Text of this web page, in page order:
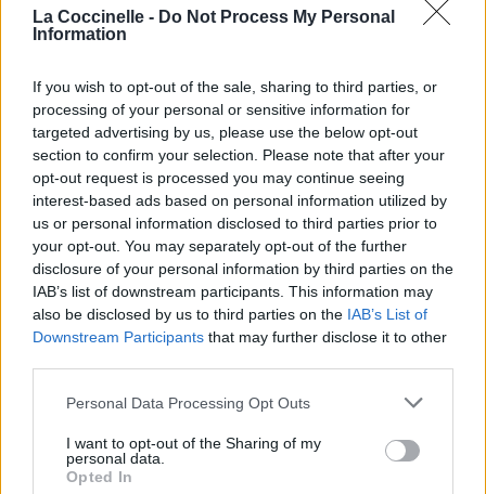
La Coccinelle - Do Not Process My Personal
Information
If you wish to opt-out of the sale, sharing to third parties, or
processing of your personal or sensitive information for
targeted advertising by us, please use the below opt-out
section to confirm your selection. Please note that after your
opt-out request is processed you may continue seeing
interest-based ads based on personal information utilized by
us or personal information disclosed to third parties prior to
your opt-out. You may separately opt-out of the further
disclosure of your personal information by third parties on the
IAB’s list of downstream participants. This information may
also be disclosed by us to third parties on the IAB’s List of
Downstream Participants that may further disclose it to other
Personal Data Processing Opt Outs
I want to opt-out of the Sharing of my
personal data.
Opted In
Alors Marlena rentre chez elle, quand le froid se fait sentir
Alors Marlena rentre chez elle,
Quand elle ne veut plus disparaitre
__________
Signification: "Torna a casa" est une ballade intense,
moderne, qui a aussi des rappels fortement classiques. Le
passage raconte une séparation : c’est l’exutoire d’un
homme qui a perdu sa muse, mais elle écoutera sa prière
et reviendra à lui. Ici nous retrouvons Marlena, figure que le
public a connue dans le premier italien inédit "Morirò da
re". «Marlena est la vénus du groupe, la personnification
de notre liberté, créativité, vie…